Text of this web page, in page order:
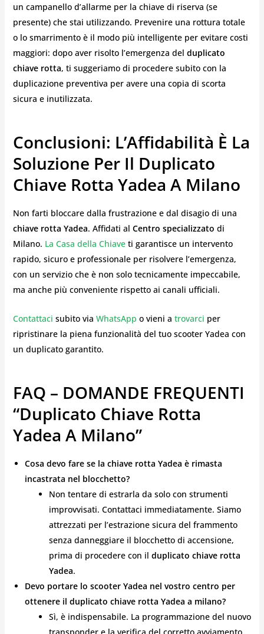
un campanello d’allarme per la chiave di riserva (se
presente) che stai utilizzando. Prevenire una rottura totale
o lo smarrimento è il modo più intelligente per evitare costi
maggiori: dopo aver risolto l’emergenza del duplicato
chiave rotta, ti suggeriamo di procedere subito con la
duplicazione preventiva per avere una copia di scorta
sicura e inutilizzata.
Conclusioni: L’Affidabilità È La
Soluzione Per Il Duplicato
Chiave Rotta Yadea A Milano
Non farti bloccare dalla frustrazione e dal disagio di una
chiave rotta Yadea. Affidati al Centro specializzato di
Milano. La Casa della Chiaveti garantisce un intervento
rapido, sicuro e professionale per risolvere l’emergenza,
con un servizio che è non solo tecnicamente impeccabile,
ma anche più conveniente rispetto ai canali ufficiali.
Contattaci subito via WhatsApp o vieni a trovarci per
ripristinare la piena funzionalità del tuo scooter Yadea con
un duplicato garantito.
FAQ – DOMANDE FREQUENTI
“duplicato Chiave Rotta
Yadea A Milano”
Cosa devo fare se la chiave rotta Yadea è rimasta
incastrata nel blocchetto?
Non tentare di estrarla da solo con strumenti
improvvisati. Contattaci immediatamente. Siamo
attrezzati per l’estrazione sicura del frammento
senza danneggiare il blocchetto di accensione,
prima di procedere con il duplicato chiave rotta
Yadea.
Devo portare lo scooter Yadea nel vostro centro per
ottenere il duplicato chiave rotta Yadea a milano?
Sì, è indispensabile. La programmazione del nuovo